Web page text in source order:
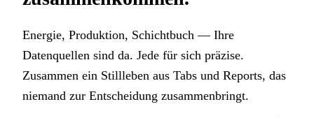
Energie, Produktion, Schichtbuch — Ihre
Datenquellen sind da. Jede für sich präzise.
Zusammen ein Stillleben aus Tabs und Reports, das
niemand zur Entscheidung zusammenbringt.